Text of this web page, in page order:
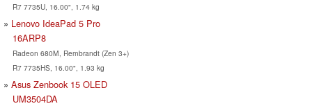
R7 7735U, 16.00", 1.74 kg
Lenovo IdeaPad 5 Pro
16ARP8
Radeon 680M, Rembrandt (Zen 3+)
R7 7735HS, 16.00", 1.93 kg
Asus Zenbook 15 OLED
UM3504DA